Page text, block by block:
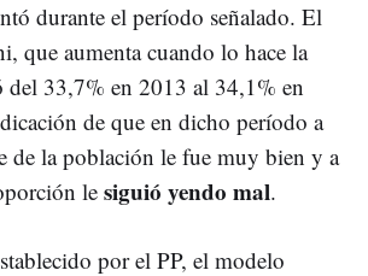
durante el período señalado. El
que aumenta cuando lo hace la
del 33,7% en 2013 al 34,1% en
de que en dicho período a
de la población le fue muy bien y a
lesiguió yendo mal.
por el PP, el modelo